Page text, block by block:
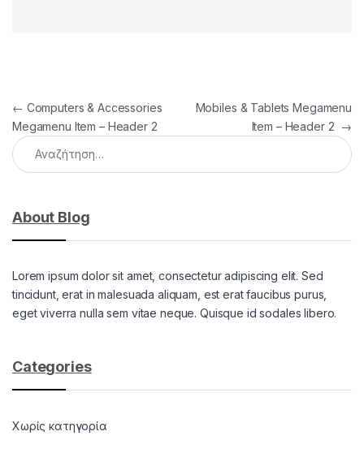
Πλοήγηση άρθρων
← Computers & Accessories
Megamenu Item – Header 2
Mobiles & Tablets Megamenu
Item – Header 2 →
Αναζήτηση για:
About Blog
Lorem ipsum dolor sit amet, consectetur adipiscing elit. Sed
tincidunt, erat in malesuada aliquam, est erat faucibus purus,
eget viverra nulla sem vitae neque. Quisque id sodales libero.
Categories
Χωρίς κατηγορία